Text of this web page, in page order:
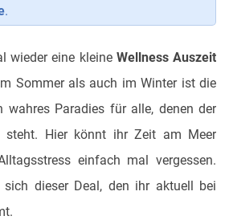
.
wieder eine kleine Wellness Auszeit
Sommer als auch im Winter ist die
wahres Paradies für alle, denen der
steht. Hier könnt ihr Zeit am Meer
einfach mal vergessen.
dieser Deal, den ihr aktuell bei